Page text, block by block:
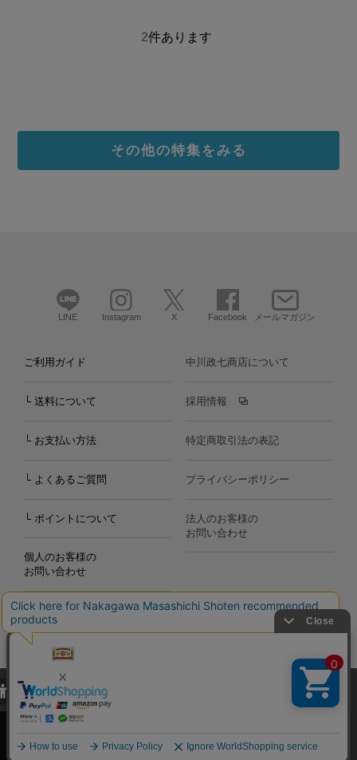
2件あります
その他の特集をみる
LINE Instagram X Facebook メールマガジン
ご利用ガイド
└ 送料について
└ お支払い方法
└ よくあるご質問
└ ポイントについて
個人のお客様の
お問い合わせ
中川政七商店について
採用情報
特定商取引法の表記
プライバシーポリシー
法人のお客様の
お問い合わせ
Copyright©2000-2026
Nakagawa Masashichi Shoten All Rights Reserved.
当サイトでは、当サイト内における閲覧履歴・属性情報などの取得およ
び利便性向上のためにクッキー（Cookie）を使用いたします。詳細に
関しては「プライバシーポリシー
承諾する